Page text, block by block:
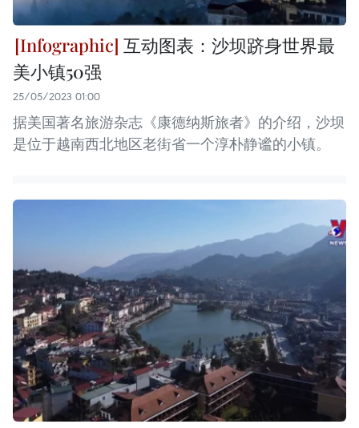
互动图表：沙坝跻身世界最
美小镇50强
25/05/2023 01:00
据美国著名旅游杂志《康德纳斯旅者》的介绍，沙坝
是位于越南西北地区老街省一个淳朴静谧的小镇。